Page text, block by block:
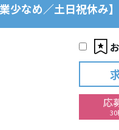
なめ／土日祝休み】
応
30